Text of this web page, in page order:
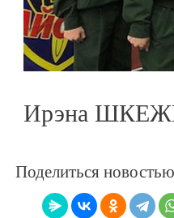
Ирэна
Поделиться